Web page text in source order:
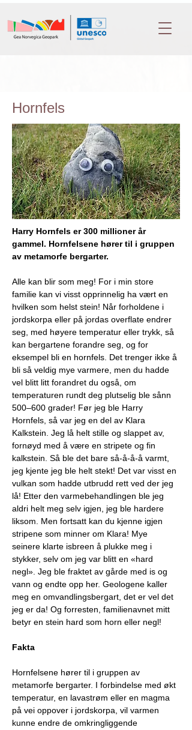
Hornfels
Harry Hornfels er 300 millioner år
gammel. Hornfelsene hører til i gruppen
av metamorfe bergarter.
Alle kan blir som meg! For i min store
familie kan vi visst opprinnelig ha vært en
hvilken som helst stein! Når forholdene i
jordskorpa eller på jordas overflate endrer
seg, med høyere temperatur eller trykk, så
kan bergartene forandre seg, og for
eksempel bli en hornfels. Det trenger ikke å
bli så veldig mye varmere, men du hadde
vel blitt litt forandret du også, om
temperaturen rundt deg plutselig ble sånn
500–600 grader! Før jeg ble Harry
Hornfels, så var jeg en del av Klara
Kalkstein. Jeg lå helt stille og slappet av,
fornøyd med å være en stripete og fin
kalkstein. Så ble det bare så-å-å-å varmt,
jeg kjente jeg ble helt stekt! Det var visst en
vulkan som hadde utbrudd rett ved der jeg
lå! Etter den varmebehandlingen ble jeg
aldri helt meg selv igjen, jeg ble hardere
liksom. Men fortsatt kan du kjenne igjen
stripene som minner om Klara! Mye
seinere klarte isbreen å plukke meg i
stykker, selv om jeg var blitt en «hard
negl». Jeg ble fraktet av gårde med is og
vann og endte opp her. Geologene kaller
meg en omvandlingsbergart, det er vel det
jeg er da! Og forresten, familienavnet mitt
betyr en stein hard som horn eller negl!
Fakta
Hornfelsene hører til i gruppen av
metamorfe bergarter. I forbindelse med økt
temperatur, en lavastrøm eller en magma
på vei oppover i jordskorpa, vil varmen
kunne endre de omkringliggende